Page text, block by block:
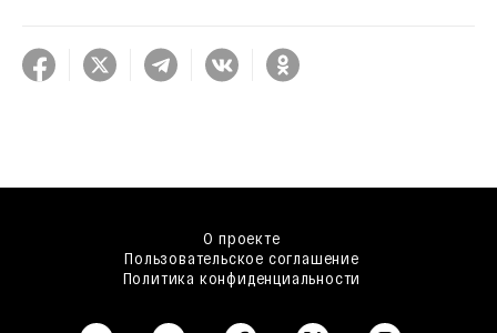
О проекте
Пользовательское соглашение
Политика конфиденциальности